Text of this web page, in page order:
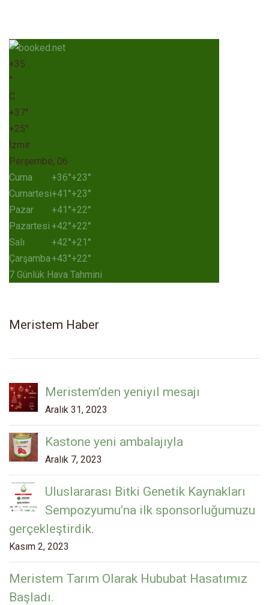
+35
°
C
+37°
+25°
İzmir
Perşembe, 06
Cuma
+36°+23°
Cumartesi+41°+23°
Pazar
+41°+22°
Pazartesi +42°+22°
Salı
+42°+21°
Çarşamba+43°+22°
7 Günlük Hava Tahmini
Meristem Haber
Meristem’den yeniyıl mesajı
Aralık 31, 2023
Kastone yeni ambalajıyla
Aralık 7, 2023
Uluslararası Bitki Genetik Kaynakları
Sempozyumu’na ilk sponsorluğumuzu
gerçekleştirdik.
Kasım 2, 2023
Meristem Tarım Olarak Hububat Hasatımız
Başladı.